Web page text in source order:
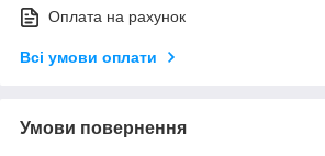
Оплата на рахунок
Всі умови оплати
Умови повернення